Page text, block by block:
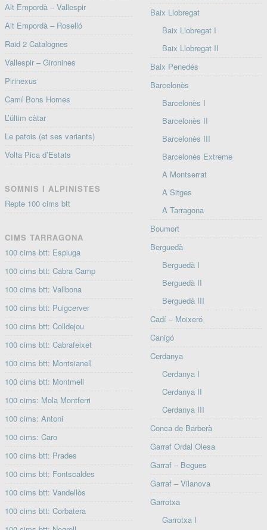
Alt Empordà – Vallespir
Alt Empordà – Roselló
Raid 2 Catalognes
Vallespir – Gironines
Pirinexus
Camí Bons Homes
L’últim càtar
Le patois (et ses variants)
Volta Pica d’Estats
SOMNIS I ALPINISTES
Repte 100 cims btt
CIMS TARRAGONA
100 cims btt: Espluga
100 cims btt: Cabra Camp
100 cims btt: Vallbona
100 cims btt: Puigcerver
100 cims btt: Colldejou
100 cims btt: Cabrafeixet
100 cims btt: Montsianell
100 cims btt: Montmell
100 cims: Mola Montferri
100 cims: Antoni
100 cims: Caro
100 cims btt: Prades
100 cims btt: Fontscaldes
100 cims btt: Vandellòs
100 cims btt: Corbatera
Baix Llobregat
Baix Llobregat I
Baix Llobregat II
Baix Penedés
Barcelonès
Barcelonès I
Barcelonès II
Barcelonès III
Barcelonès Extreme
A Montserrat
A Sitges
A Tarragona
Boumort
Berguedà
Berguedà I
Berguedà II
Berguedà III
Cadí – Moixeró
Canigó
Cerdanya
Cerdanya I
Cerdanya II
Cerdanya III
Conca de Barberà
Garraf Ordal Olesa
Garraf – Begues
Garraf – Vilanova
Garrotxa
Garrotxa I